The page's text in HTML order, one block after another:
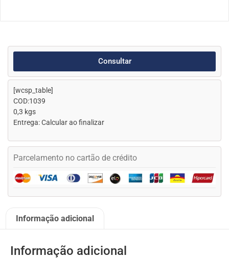
Consultar
[wcsp_table]
COD:1039
0,3 kgs
Entrega: Calcular ao finalizar
Parcelamento no cartão de crédito
Informação adicional
Informação adicional